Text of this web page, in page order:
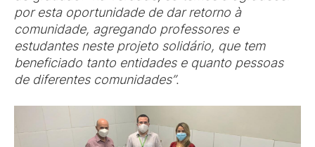
por esta oportunidade de dar retorno à
comunidade, agregando professores e
estudantes neste projeto solidário, que tem
beneficiado tanto entidades e quanto pessoas
de diferentes comunidades”.